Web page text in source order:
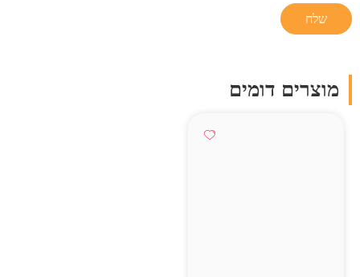
מוצרים דומים